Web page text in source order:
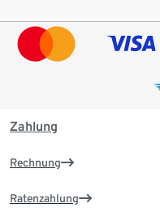
Zahlung
Rechnung
Ratenzahlung